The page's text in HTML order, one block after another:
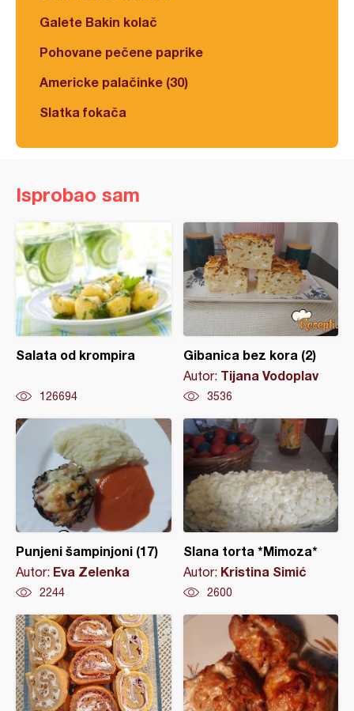
Galete Bakin kolač
Pohovane pečene paprike
Americke palačinke (30)
Slatka fokača
Isprobao sam
Salata od krompira
126694
Gibanica bez kora (2)
Autor: Tijana Vodoplav
3536
Punjeni šampinjoni (17)
Autor: Eva Zelenka
2244
Slana torta *Mimoza*
Autor: Kristina Simić
2600